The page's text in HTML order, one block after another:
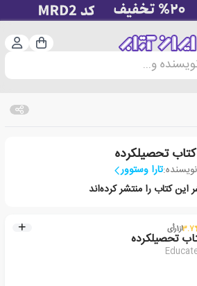
سبد
و...
کتاب تحصیلکرده
نویسنده:تارا وستوور
این کتاب را منتشر کرده‌اند
3.7از1رأی
تحصیلکرده